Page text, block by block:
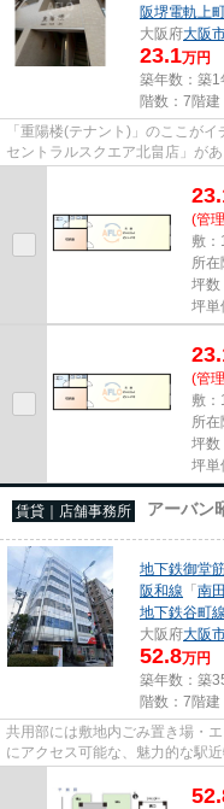
阪堺電軌上
大阪府大阪
23.1万円
築年数：築1
階数：7階建
「重陽楼(テナント)」のここが
セントラルスクエア北畠店」が
す。令和7年築の物件となってお
(管
敷：
所
坪数
坪単
(管
敷：
所
坪数
坪単
賃貸｜店舗事務所 アーバン
地下鉄御堂
阪和線 「南
地下鉄谷町線
大阪府大阪
52.8万円
築年数：築
階数：7階建
共用部には敷地内ごみ置き場・
にアクセス可能な、魅力的な駅
です。2駅利用可能な物件で移動